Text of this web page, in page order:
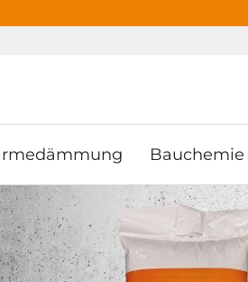
Bauchemie